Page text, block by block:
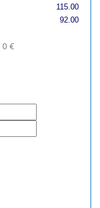
115.00
92.00
0 €